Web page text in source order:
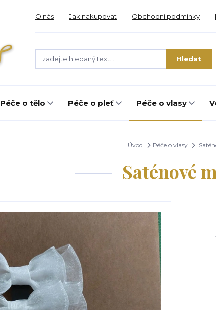
O nás Jak nakupovat Obchodní podmínky
Hledat
Péče o tělo Péče o pleť Péče o vlasy
Úvod Péče o vlasy
Saténové